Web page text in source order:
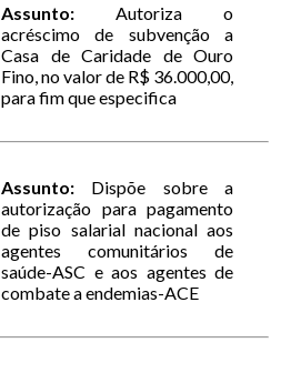
Assunto: Autoriza o
acréscimo de subvenção a
Casa de Caridade de Ouro
Fino, no valor de R$ 36.000,00,
para fim que especifica
Assunto: Dispõe sobre a
autorização para pagamento
de piso salarial nacional aos
agentes comunitários de
saúde-ASC e aos agentes de
combate a endemias-ACE